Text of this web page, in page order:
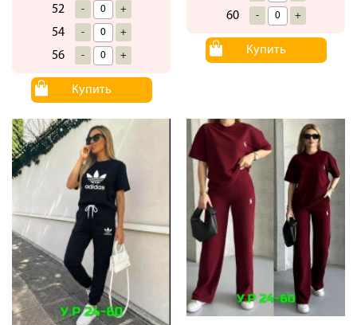
52 - +
54 - +
56 - +
Купить
60 - +
Купить